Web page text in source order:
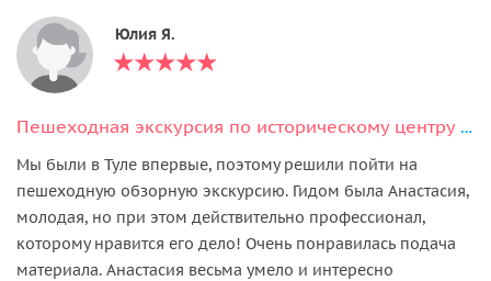
Юлия Я.
Пешеходная экскурсия по историческому центру Тулы + дегустация
Мы были в Туле впервые, поэтому решили пойти на
пешеходную обзорную экскурсию. Гидом была Анастасия,
молодая, но при этом действительно профессионал,
которому нравится его дело! Очень понравилась подача
материала. Анастасия весьма умело и интересно